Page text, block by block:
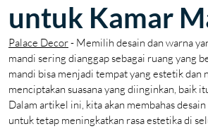
untuk Kamar
Palace Decor - Memilih desain dan warna
mandi sering dianggap sebagai ruang yang
mandi bisa menjadi tempat yang estetik dan
menciptakan suasana yang diinginkan, baik
Dalam artikel ini, kita akan membahas
untuk tetap meningkatkan rasa estetika di